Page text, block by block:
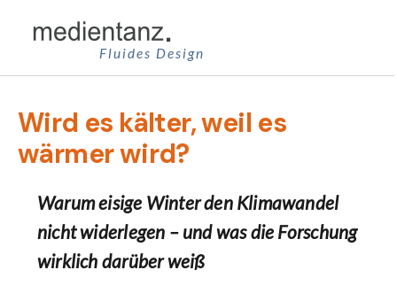
Inhalt
springen
Fluides Design
Wird es kälter, weil es
wärmer wird?
Warum eisige Winter den Klimawandel
nicht widerlegen – und was die Forschung
wirklich darüber weiß